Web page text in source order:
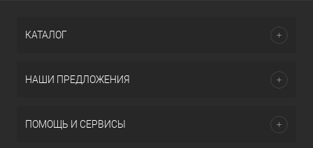
КАТАЛОГ
НАШИ ПРЕДЛОЖЕНИЯ
ПОМОЩЬ И СЕРВИСЫ